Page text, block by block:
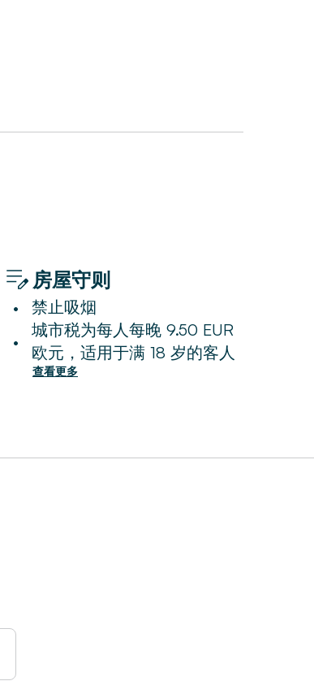
房屋守则
•
禁止吸烟
•
城市税为每人每晚 9.50 EUR
欧元，适用于满 18 岁的客人
查看更多